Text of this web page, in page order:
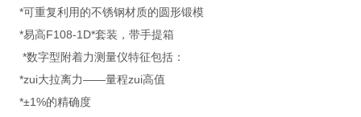
*可重复利用的不锈钢材质的圆形锻模
*易高F108-1D*套装，带手提箱
*数字型附着力测量仪特征包括：
*zui大拉离力——量程zui高值
*±1%的精确度